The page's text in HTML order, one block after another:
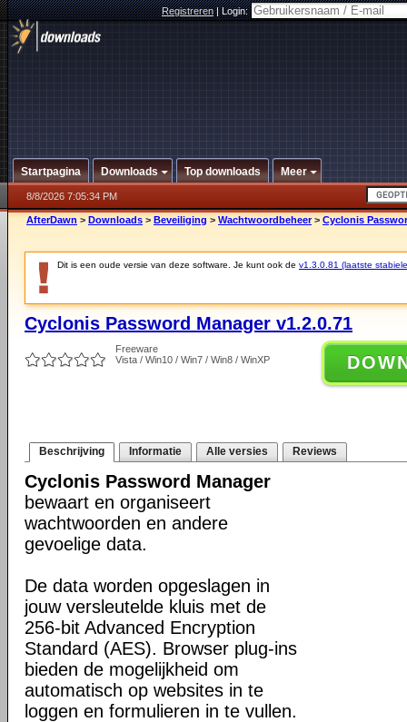
Registreren|Login:
Startpagina Downloads Top downloads Meer
8/8/2026 7:05:34 PM
AfterDawn > Downloads > Beveiliging > Wachtwoordbeheer > Cyclonis
Dit is een oude versie van deze software. Je kunt ook de v1.3.0.81 (laatste
Cyclonis Password Manager v1.2.0.71
Freeware
Vista / Win10 / Win7 / Win8 / WinXP
Beschrijving Informatie Alle versies Reviews
Cyclonis Password Manager
bewaart en organiseert
wachtwoorden en andere
gevoelige data.
De data worden opgeslagen in
jouw versleutelde kluis met de
256-bit Advanced Encryption
Standard (AES). Browser plug-ins
bieden de mogelijkheid om
automatisch op websites in te
loggen en formulieren in te vullen.